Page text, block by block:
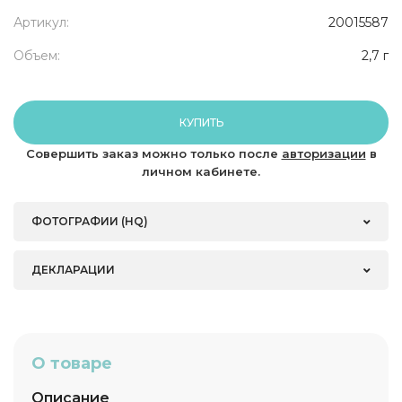
Артикул: 20015587
Объем: 2,7 г
КУПИТЬ
Совершить заказ можно только после авторизации в
личном кабинете.
ФОТОГРАФИИ (HQ)
ДЕКЛАРАЦИИ
О товаре
Описание